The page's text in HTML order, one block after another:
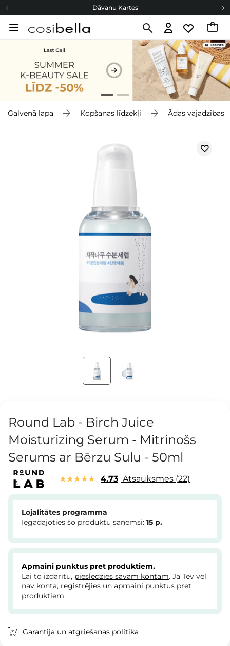
Dāvanu Kartes
Cosibella lojalitātes programma
Galvenā lapa Kopšanas līdzekļi Ādas vajadzības
Round Lab - Birch Juice
Moisturizing Serum - Mitrinošs
Serums ar Bērzu Sulu - 50ml
4.73 Atsauksmes 22
Lojalitātes programma
Iegādājoties šo produktu saņemsi: 15 p.
Apmaini punktus pret produktiem.
Lai to izdarītu, pieslēdzies savam kontam. Ja Tev vēl
nav konta, reģistrējies un apmaini punktus pret
produktiem.
Garantija un atgriešanas politika